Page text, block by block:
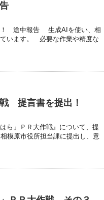
！ 途中報告 生成AIを使い、相
います。 必要な作業や精度な
提言書を提出！
ら」ＰＲ大作戦』について、提
模原市役所担当課に提出し、意